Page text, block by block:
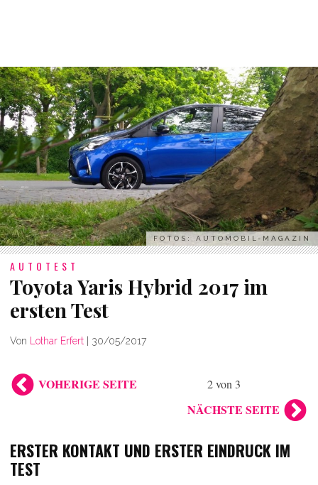
FOTOS: AUTOMOBIL-MAGAZIN
AUTOTEST
Toyota Yaris Hybrid 2017 im
ersten Test
Von Lothar Erfert 30/05/2017
VOHERIGE SEITE 2 von 3
NÄCHSTE SEITE
ERSTER KONTAKT UND ERSTER EINDRUCK IM
TEST